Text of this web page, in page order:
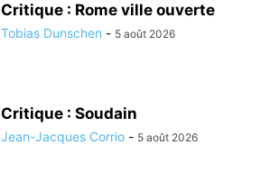
Critique : Rome ville ouverte
Tobias Dunschen - 5 août 2026
Critique : Soudain
Jean-Jacques Corrio - 5 août 2026